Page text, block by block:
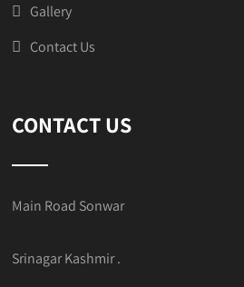
Gallery
Contact Us
CONTACT US
Main Road Sonwar
Srinagar Kashmir .